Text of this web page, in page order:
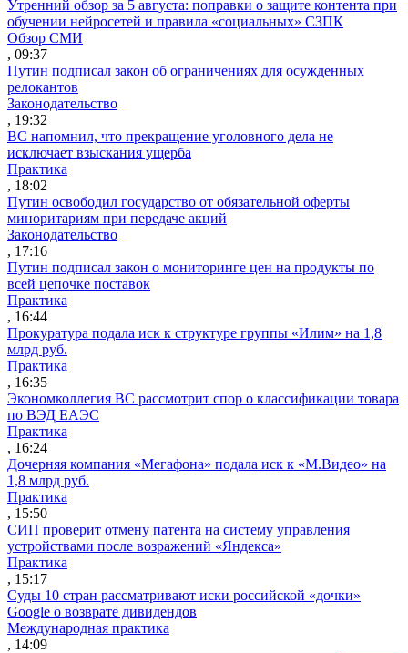
Утренний обзор за 5 августа: поправки о защите контента при
обучении нейросетей и правила «социальных» СЗПК
Обзор СМИ
, 09:37
Путин подписал закон об ограничениях для осужденных
релокантов
Законодательство
, 19:32
ВС напомнил, что прекращение уголовного дела не
исключает взыскания ущерба
Практика
, 18:02
Путин освободил государство от обязательной оферты
миноритариям при передаче акций
Законодательство
, 17:16
Путин подписал закон о мониторинге цен на продукты по
всей цепочке поставок
Практика
, 16:44
Прокуратура подала иск к структуре группы «Илим» на 1,8
млрд руб.
Практика
, 16:35
Экономколлегия ВС рассмотрит спор о классификации товара
по ВЭД ЕАЭС
Практика
, 16:24
Дочерняя компания «Мегафона» подала иск к «М.Видео» на
1,8 млрд руб.
Практика
, 15:50
СИП проверит отмену патента на систему управления
устройствами после возражений «Яндекса»
Практика
, 15:17
Суды 10 стран рассматривают иски российской «дочки»
Google о возврате дивидендов
Международная практика
, 14:09